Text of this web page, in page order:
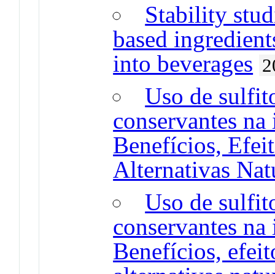
Stability
based
into beverages
Uso de
conservantes
Benefícios,
Alternativas
Uso de
conservantes
Benefícios,